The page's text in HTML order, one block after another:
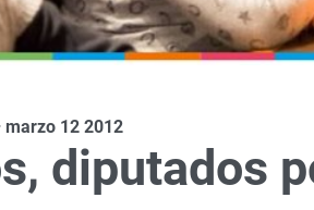
marzo 12 2012
diputados